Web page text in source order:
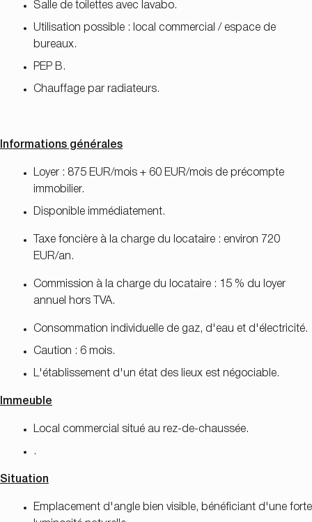
Salle de toilettes avec lavabo.
Utilisation possible : local commercial / espace de
bureaux.
PEP B.
Chauffage par radiateurs.
Informations générales
Loyer : 875 EUR/mois + 60 EUR/mois de précompte
immobilier.
Disponible immédiatement.
Taxe foncière à la charge du locataire : environ 720
EUR/an.
Commission à la charge du locataire : 15 % du loyer
annuel hors TVA.
Consommation individuelle de gaz, d'eau et d'électricité.
Caution : 6 mois.
L'établissement d'un état des lieux est négociable.
Immeuble
Local commercial situé au rez-de-chaussée.
.
Situation
Emplacement d'angle bien visible, bénéficiant d'une forte